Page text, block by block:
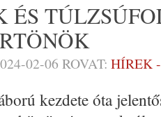
ÉS
02-06 ROVAT: HÍREK
kezdete óta